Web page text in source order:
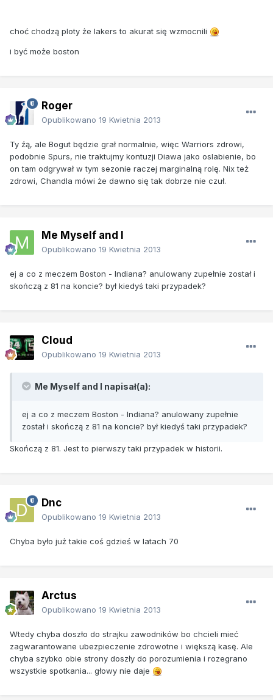
choć chodzą ploty że lakers to akurat się wzmocnili
i być może boston
Roger
Opublikowano 19 Kwietnia 2013
Ty źą, ale Bogut będzie grał normalnie, więc Warriors zdrowi,
podobnie Spurs, nie traktujmy kontuzji Diawa jako oslabienie, bo
on tam odgrywał w tym sezonie raczej marginalną rolę. Nix też
zdrowi, Chandla mówi że dawno się tak dobrze nie czuł.
Me Myself and I
Opublikowano 19 Kwietnia 2013
ej a co z meczem Boston - Indiana? anulowany zupełnie został i
skończą z 81 na koncie? był kiedyś taki przypadek?
Cloud
Opublikowano 19 Kwietnia 2013
Me Myself and I napisał(a):
ej a co z meczem Boston - Indiana? anulowany zupełnie
został i skończą z 81 na koncie? był kiedyś taki przypadek?
Skończą z 81. Jest to pierwszy taki przypadek w historii.
Dnc
Opublikowano 19 Kwietnia 2013
Chyba było już takie coś gdzieś w latach 70
Arctus
Opublikowano 19 Kwietnia 2013
Wtedy chyba doszło do strajku zawodników bo chcieli mieć
zagwarantowane ubezpieczenie zdrowotne i większą kasę. Ale
chyba szybko obie strony doszły do porozumienia i rozegrano
wszystkie spotkania... głowy nie daje